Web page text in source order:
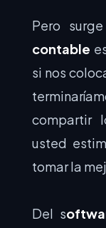
Pero
contable
si nos
compartir
usted
tomar la
Del s